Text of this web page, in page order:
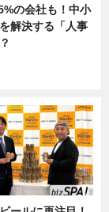
の会社も！中小
解決する「人事